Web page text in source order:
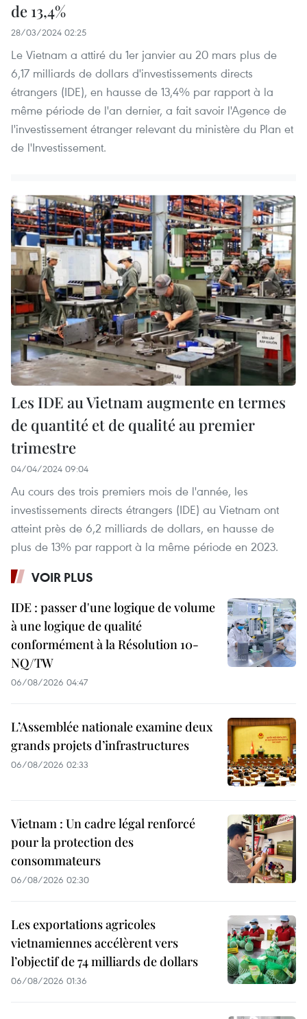
de 13,4%
28/03/2024 02:25
Le Vietnam a attiré du 1er janvier au 20 mars plus de
6,17 milliards de dollars d'investissements directs
étrangers (IDE), en hausse de 13,4% par rapport à la
même période de l'an dernier, a fait savoir l'Agence de
l'investissement étranger relevant du ministère du Plan et
de l'Investissement.
Les IDE au Vietnam augmente en termes
de quantité et de qualité au premier
trimestre
04/04/2024 09:04
Au cours des trois premiers mois de l'année, les
investissements directs étrangers (IDE) au Vietnam ont
atteint près de 6,2 milliards de dollars, en hausse de
plus de 13% par rapport à la même période en 2023.
VOIR PLUS
IDE : passer d'une logique de volume
à une logique de qualité
conformément à la Résolution 10-
NQ/TW
06/08/2026 04:47
L’Assemblée nationale examine deux
grands projets d’infrastructures
06/08/2026 02:33
Vietnam : Un cadre légal renforcé
pour la protection des
consommateurs
06/08/2026 02:30
Les exportations agricoles
vietnamiennes accélèrent vers
l’objectif de 74 milliards de dollars
06/08/2026 01:36